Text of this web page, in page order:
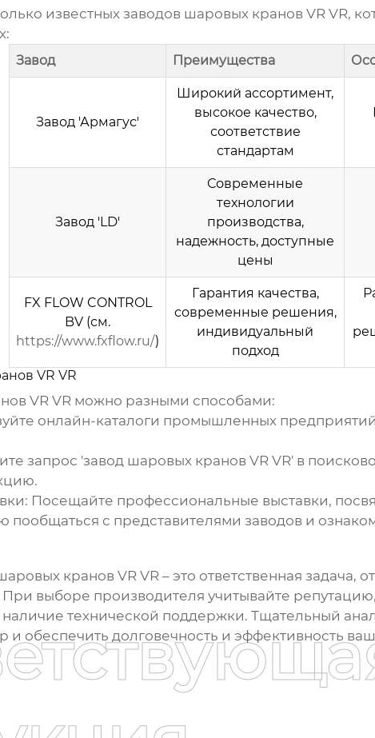
известныхзаводов шаровых кранов VR VR,
Завод Преимущества
Завод 'Армагус'
Широкий ассортимент,
высокое качество,
соответствие
стандартам
Завод 'LD'
Современные
технологии
производства,
надежность, доступные
цены
FX FLOW CONTROL
BV (см.
https://www.fxflow.ru/)
Гарантия качества,
современные решения,
индивидуальный
подход
VR VR
VR VRможно разными способами:
онлайн-каталоги промышленных
запрос 'завод шаровых кранов VR VR' в
Посещайте профессиональные выставки,
пообщаться с представителями заводов и
кранов VR VR– это ответственная задача,
выборе производителя учитывайте
технической поддержки. Тщательный
и обеспечить долговечность и эффективность